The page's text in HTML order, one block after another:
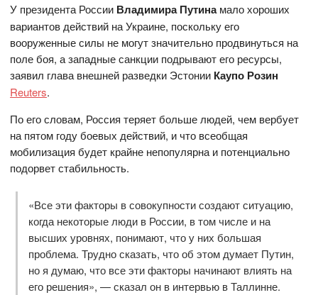
У президента России Владимира Путинамало хороших
вариантов действий на Украине, поскольку его
вооруженные силы не могут значительно продвинуться на
поле боя, а западные санкции подрывают его ресурсы,
заявил глава внешней разведки Эстонии Каупо Розин
Reuters.
По его словам, Россия теряет больше людей, чем вербует
на пятом году боевых действий, и что всеобщая
мобилизация будет крайне непопулярна и потенциально
подорвет стабильность.
«Все эти факторы в совокупности создают ситуацию,
когда некоторые люди в России, в том числе и на
высших уровнях, понимают, что у них большая
проблема. Трудно сказать, что об этом думает Путин,
но я думаю, что все эти факторы начинают влиять на
его решения», — сказал он в интервью в Таллинне.